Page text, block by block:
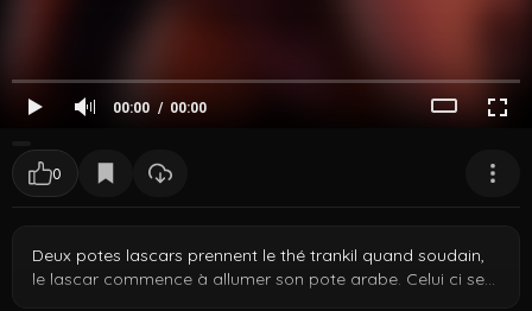
00:00 00:00
0
Deux potes lascars prennent le thé trankil quand soudain,
le lascar commence à allumer son pote arabe. Celui ci se